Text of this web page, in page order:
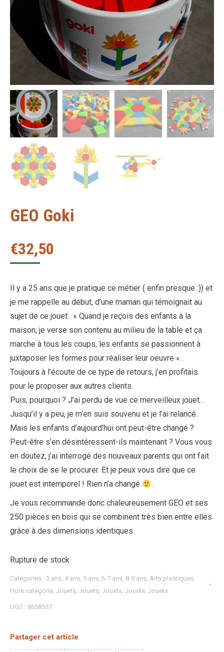
GEO Goki
€32,50
Il y a 25 ans que je pratique ce métier ( enfin presque :)) et
je me rappelle au début, d’une maman qui témoignait au
sujet de ce jouet: » Quand je reçois des enfants à la
maison, je verse son contenu au milieu de la table et ça
marche à tous les coups, les enfants se passionnent à
juxtaposer les formes pour réaliser leur oeuvre « .
Toujours à l’écoute de ce type de retours, j’en profitais
pour le proposer aux autres clients.
Puis, pourquoi ? J’ai perdu de vue ce merveilleux jouet…
Jusqu’il y a peu, je m’en suis souvenu et je l’ai relancé.
Mais les enfants d’aujourd’hui ont peut-être changé ?
Peut-être s’en désintéressent-ils maintenant ? Vous vous
en doutez, j’ai interrogé des nouveaux parents qui ont fait
le choix de se le procurer. Et je peux vous dire que ce
jouet est intemporel ! Rien n’a changé
.
Je vous recommande donc chaleureusement GEO et ses
250 pièces en bois qui se combinent très bien entre elles
grâce à des dimensions identiques.
Rupture de stock
Catégories : 3 ans, 4 ans, 5 ans, 6-7 ans, 8-9 ans, Arts plastiques,
Hors catégorie, Jouets, Jouets, Jouets, Jouets, Jouets
UGS : 8658557
Partager cet article